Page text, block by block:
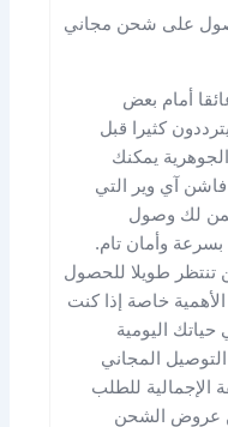
على شحن مجاني
أمام بعض
كثيرا قبل
يمكنك
آي وير التي
لك وصول
وأمان تام.
تنتظر طويلا للحصول
خاصة إذا كنت
اليومية
المجاني
الإجمالية للطلب
عروض الشحن